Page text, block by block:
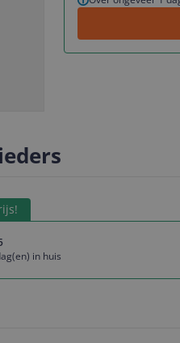
in huis